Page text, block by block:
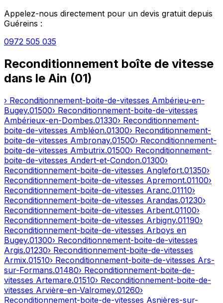
Appelez-nous directement pour un devis gratuit depuis
Guéreins :
0972 505 035
Reconditionnement boîte de vitesse
dans le Ain (01)
› Reconditionnement-boite-de-vitesses Ambérieu-en-
Bugey.01500› Reconditionnement-boite-de-vitesses
Ambérieux-en-Dombes.01330› Reconditionnement-
boite-de-vitesses Ambléon.01300› Reconditionnement-
boite-de-vitesses Ambronay.01500› Reconditionnement-
boite-de-vitesses Ambutrix.01500› Reconditionnement-
boite-de-vitesses Andert-et-Condon.01300›
Reconditionnement-boite-de-vitesses Anglefort.01350›
Reconditionnement-boite-de-vitesses Apremont.01100›
Reconditionnement-boite-de-vitesses Aranc.01110›
Reconditionnement-boite-de-vitesses Arandas.01230›
Reconditionnement-boite-de-vitesses Arbent.01100›
Reconditionnement-boite-de-vitesses Arbigny.01190›
Reconditionnement-boite-de-vitesses Arboys en
Bugey.01300› Reconditionnement-boite-de-vitesses
Argis.01230› Reconditionnement-boite-de-vitesses
Armix.01510› Reconditionnement-boite-de-vitesses Ars-
sur-Formans.01480› Reconditionnement-boite-de-
vitesses Artemare.01510› Reconditionnement-boite-de-
vitesses Arvière-en-Valromey.01260›
Reconditionnement-boite-de-vitesses Asnières-sur-